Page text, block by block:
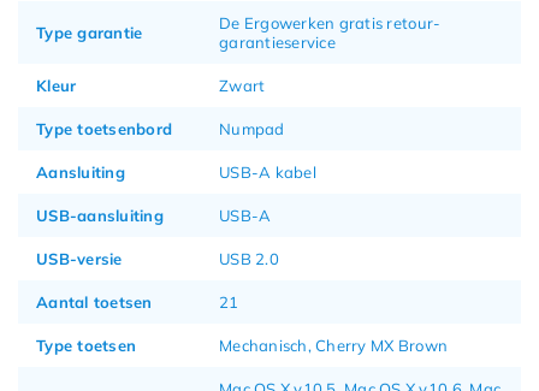
Type garantie
De Ergowerken gratis retour-
garantieservice
Kleur Zwart
Type toetsenbord Numpad
Aansluiting USB-A kabel
USB-aansluiting USB-A
USB-versie USB 2.0
Aantal toetsen 21
Type toetsen Mechanisch, Cherry MX Brown